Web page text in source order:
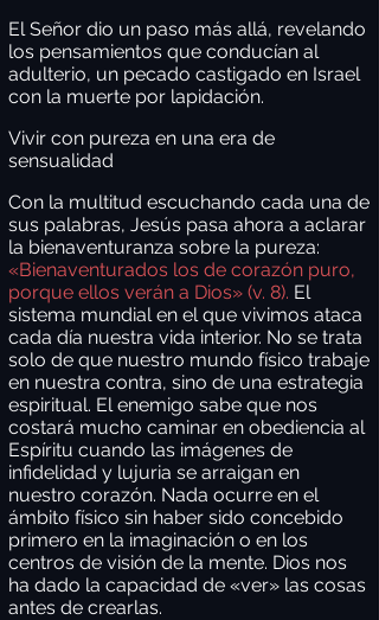
El Señor dio un paso más allá, revelando
los pensamientos que conducían al
adulterio, un pecado castigado en Israel
con la muerte por lapidación.
Vivir con pureza en una era de
sensualidad
Con la multitud escuchando cada una de
sus palabras, Jesús pasa ahora a aclarar
la bienaventuranza sobre la pureza:
«Bienaventurados los de corazón puro,
porque ellos verán a Dios» (v. 8). El
sistema mundial en el que vivimos ataca
cada día nuestra vida interior. No se trata
solo de que nuestro mundo físico trabaje
en nuestra contra, sino de una estrategia
espiritual. El enemigo sabe que nos
costará mucho caminar en obediencia al
Espíritu cuando las imágenes de
infidelidad y lujuria se arraigan en
nuestro corazón. Nada ocurre en el
ámbito físico sin haber sido concebido
primero en la imaginación o en los
centros de visión de la mente. Dios nos
ha dado la capacidad de «ver» las cosas
antes de crearlas.